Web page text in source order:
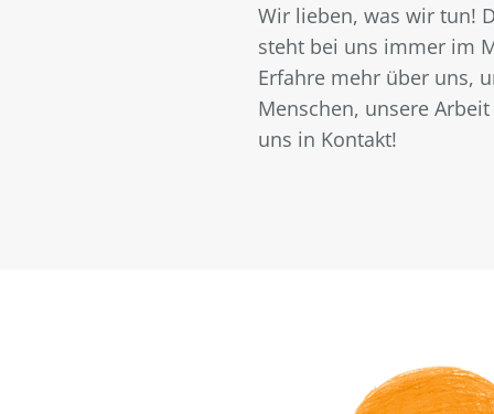
Wir lieben, was wir tun!
steht bei uns immer im
Erfahre mehr über uns,
Menschen, unsere
uns in Kontakt!